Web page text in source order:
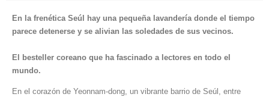
En la frenética Seúl hay una pequeña lavandería donde el tiempo
parece detenerse y se alivian las soledades de sus vecinos.
El besteller coreano que ha fascinado a lectores en todo el
mundo.
En el corazón de Yeonnam-dong, un vibrante barrio de Seúl, entre